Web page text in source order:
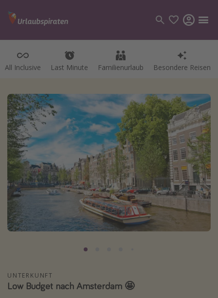
All Inclusive Last Minute Familienurlaub Besondere Reisen
Kategorien
Hotel
Pauschalreisen
Kreuzfahrten
Reiseziele
Alle Reiseziele
Bodensee Urlaub
Gozo Urlaub
Normandie Urlaub
Kefalonia Urlaub
Krabi Urlaub
UNTERKUNFT
Low Budget nach Amsterdam 🤩